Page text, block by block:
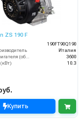
ZS 190 F
190FT90Q190
Италия
Обороты двигателя (об/мин)
3600
10.3
Купить